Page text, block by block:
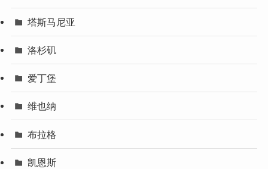
塔斯马尼亚
洛杉矶
爱丁堡
维也纳
布拉格
凯恩斯